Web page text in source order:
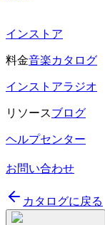
インストア
料金音楽カタログ
インストアラジオ
リソースブログ
ヘルプセンター
お問い合わせ
カタログに戻る